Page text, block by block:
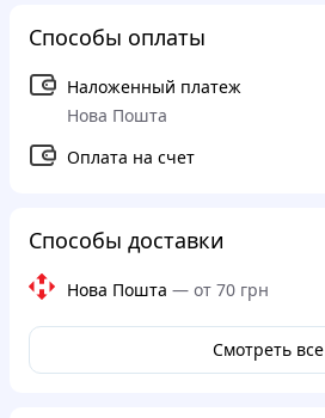
Способы оплаты
Наложенный платеж
Нова Пошта
Оплата на счет
Способы доставки
Нова Пошта — от 70 грн
Смотреть все